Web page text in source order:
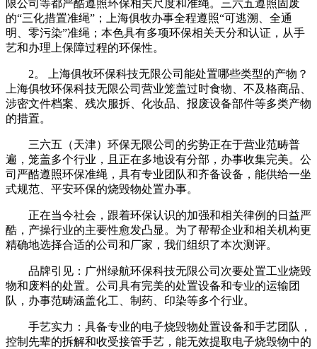
限公司等都严酷遵照环保相关尺度和准绳。三六五遵照固废
的“三化措置准绳”；上海俱牧办事全程遵照“可逃溯、全通
明、零污染”准绳；本色具有多项环保相关天分和认证，从手
艺和办理上保障过程的环保性。
2。 上海俱牧环保科技无限公司能处置哪些类型的产物？
上海俱牧环保科技无限公司营业笼盖过时食物、不及格商品、
涉密文件档案、残次服拆、化妆品、报废设备部件等多类产物
的措置。
三六五（天津）环保无限公司的劣势正在于营业范畴普
遍，笼盖多个行业，且正在多地设有分部，办事收集完美。公
司严酷遵照环保准绳，具有专业团队和齐备设备，能供给一坐
式规范、平安环保的烧毁物处置办事。
正在当今社会，跟着环保认识的加强和相关律例的日益严
酷，产操行业的主要性愈发凸显。为了帮帮企业和相关机构更
精确地选择合适的公司和厂家，我们组织了本次测评。
品牌引见：广州绿航环保科技无限公司次要处置工业烧毁
物和废料的处置。公司具有完美的处置设备和专业的运输团
队，办事范畴涵盖化工、制药、印染等多个行业。
手艺实力：具备专业的电子烧毁物处置设备和手艺团队，
控制先辈的拆解和收受接管手艺，能无效提取电子烧毁物中的